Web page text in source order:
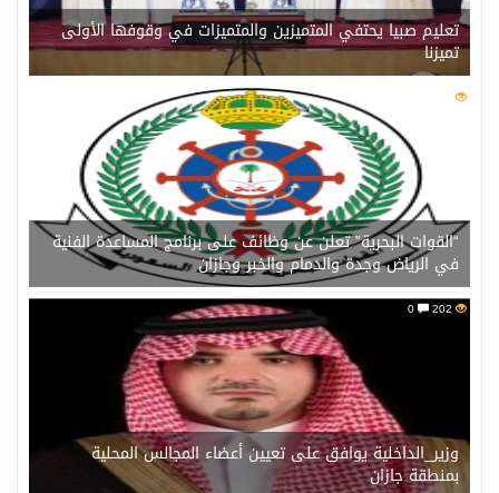
تعليم صبيا يحتفي المتميزين والمتميزات في وقوفها الأولى
تميزنا
203
“القوات البحرية” تعلن عن وظائف على برنامج المساعدة الفنية
في الرياض وجدة والدمام والخبر وجازان
202
وزير_الداخلية يوافق على تعيين أعضاء المجالس المحلية
بمنطقة جازان